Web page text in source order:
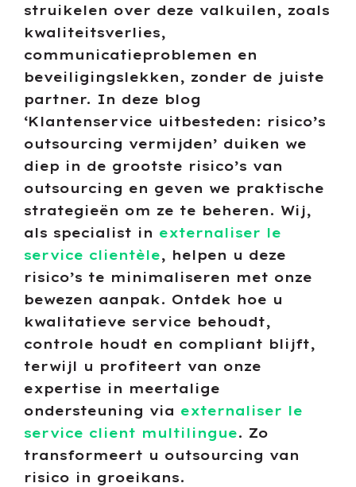
struikelen over deze valkuilen, zoals
kwaliteitsverlies,
communicatieproblemen en
beveiligingslekken, zonder de juiste
partner. In deze blog
‘Klantenservice uitbesteden: risico’s
outsourcing vermijden’ duiken we
diep in de grootste risico’s van
outsourcing en geven we praktische
strategieën om ze te beheren. Wij,
als specialist in externaliser le
service clientèle, helpen u deze
risico’s te minimaliseren met onze
bewezen aanpak. Ontdek hoe u
kwalitatieve service behoudt,
controle houdt en compliant blijft,
terwijl u profiteert van onze
expertise in meertalige
ondersteuning via externaliser le
service client multilingue. Zo
transformeert u outsourcing van
risico in groeikans.